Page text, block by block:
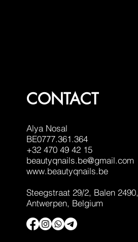
CONTACT
Alya Nosal
BE0777.361.364
+32 470 49 42 15
beautyqnails.be@gmail.com
www.beautyqnails.be
Steegstraat 29/2, Balen 2490,
Antwerpen, Belgium